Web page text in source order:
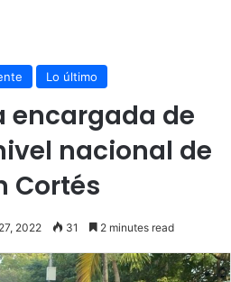
Lo último
encargada de
nacional de
Cortés
2022 31 2 minutes read